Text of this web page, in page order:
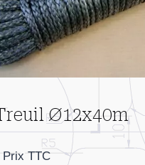
Ø12x40m
Prix TTC